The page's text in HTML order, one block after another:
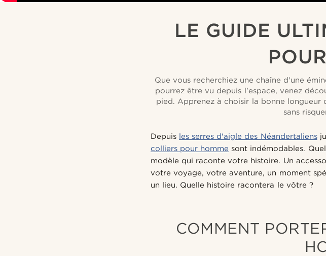
LE GUIDE
Que vous recherchiez une chaîne d'une
pourrez être vu depuis l'espace, venez
pied. Apprenez à choisir la bonne
sans
Depuis les serres d'aigle des Néandertaliens
colliers pour homme sont indémodables.
modèle qui raconte votre histoire. Un
votre voyage, votre aventure, un moment
un lieu. Quelle histoire racontera le vôtre ?
COMMENT